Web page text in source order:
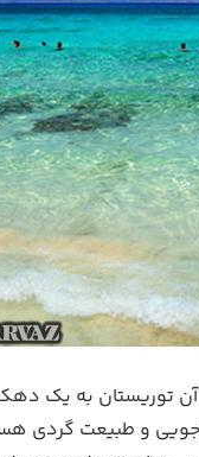
توریستان به یک
و طبیعت گردی